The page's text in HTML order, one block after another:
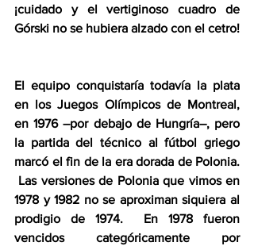
¡cuidado y el vertiginoso cuadro de
Górski no se hubiera alzado con el cetro!
El equipo conquistaría todavía la plata
en los Juegos Olímpicos de Montreal,
en 1976 –por debajo de Hungría–, pero
la partida del técnico al fútbol griego
marcó el fin de la era dorada de Polonia.
Las versiones de Polonia que vimos en
1978 y 1982 no se aproximan siquiera al
prodigio de 1974.  En 1978 fueron
vencidos categóricamente por